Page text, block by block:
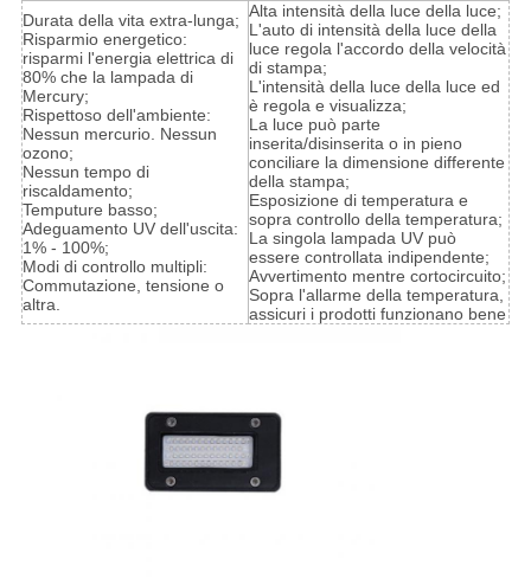
Durata della vita extra-lunga;
Risparmio energetico:
risparmi l'energia elettrica di
80% che la lampada di
Mercury;
Rispettoso dell'ambiente:
Nessun mercurio. Nessun
ozono;
Nessun tempo di
riscaldamento;
Temputure basso;
Adeguamento UV dell'uscita:
1% - 100%;
Modi di controllo multipli:
Commutazione, tensione o
altra.
Alta intensità della luce della luce;
L'auto di intensità della luce della
luce regola l'accordo della velocità
di stampa;
L'intensità della luce della luce ed
è regola e visualizza;
La luce può parte
inserita/disinserita o in pieno
conciliare la dimensione differente
della stampa;
Esposizione di temperatura e
sopra controllo della temperatura;
La singola lampada UV può
essere controllata indipendente;
Avvertimento mentre cortocircuito;
Sopra l'allarme della temperatura,
assicuri i prodotti funzionano bene